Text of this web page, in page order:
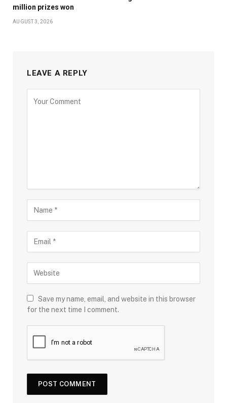
million prizes won
AUGUST 3, 2026
LEAVE A REPLY
Save my name, email, and website in this browser
for the next time I comment.